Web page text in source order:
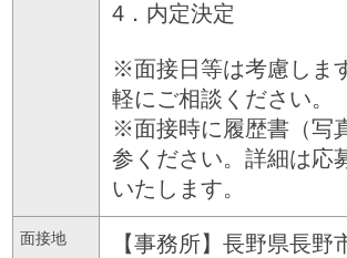
4．内定決定
※面接日等は考慮しま
軽にご相談ください。
※面接時に履歴書（写
参ください。詳細は応
いたします。
面接地 【事務所】長野県長野